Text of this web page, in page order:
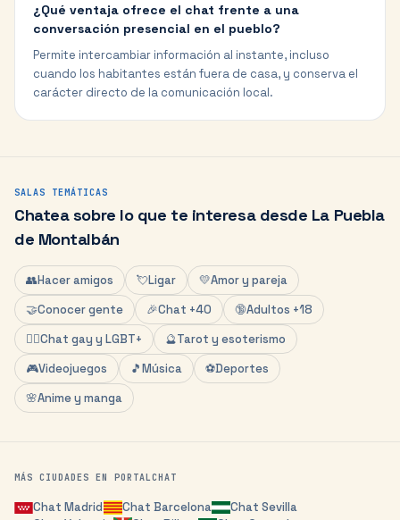
¿Qué ventaja ofrece el chat frente a una
conversación presencial en el pueblo?
Permite intercambiar información al instante, incluso
cuando los habitantes están fuera de casa, y conserva el
carácter directo de la comunicación local.
SALAS TEMÁTICAS
Chatea sobre lo que te interesa desde La Puebla
de Montalbán
👥Hacer amigos 💘Ligar 💛Amor y pareja
🤝Conocer gente 🎉Chat +40 🔞Adultos +18
🏳️‍🌈Chat gay y LGBT+ 🔮Tarot y esoterismo
🎮Videojuegos 🎵Música ⚽Deportes
🌸Anime y manga
MÁS CIUDADES EN PORTALCHAT
ChatMadrid Chat Barcelona Chat Sevilla